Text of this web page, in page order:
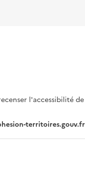
l'accessibilité
territoires.gouv.fr